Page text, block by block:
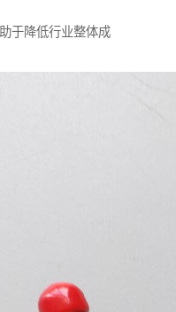
于降低行业整体成